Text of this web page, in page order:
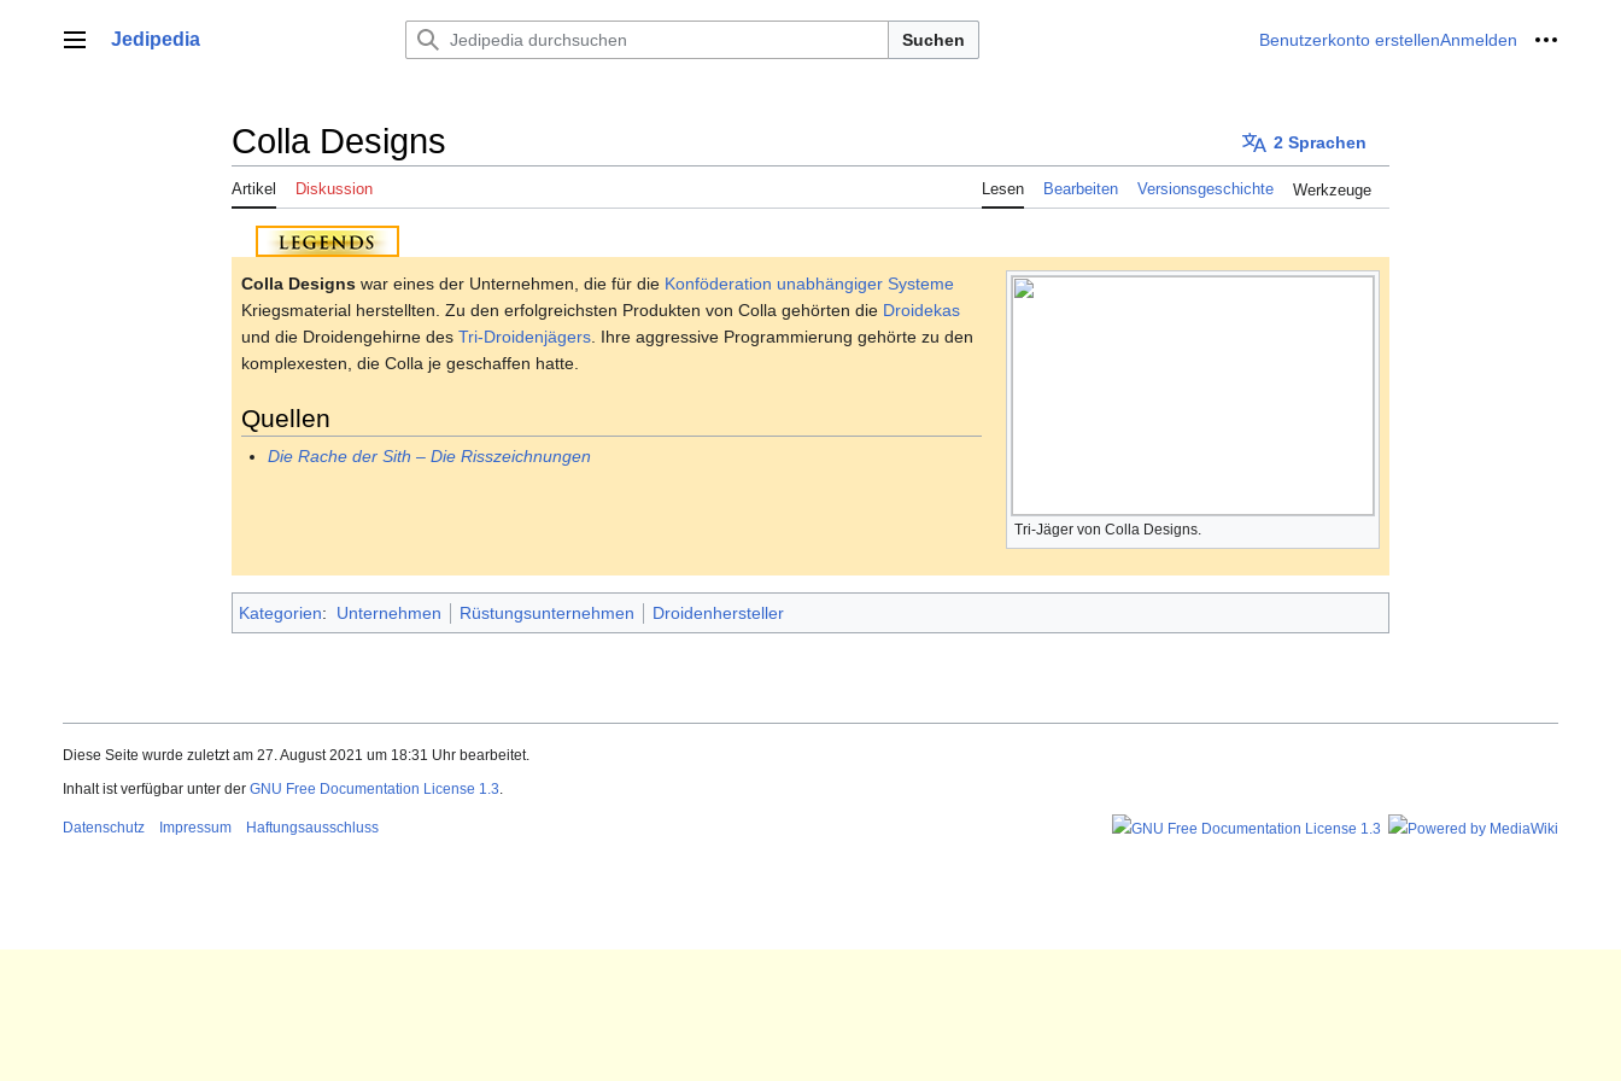
springenHauptmenü
Jedipedia Suchen Benutzerkonto erstellenAnmelden Meine
Colla Designs 2 Sprachen
Artikel Diskussion Lesen Bearbeiten Versionsgeschichte Werkzeuge
Tri-Jäger von Colla Designs.
Colla Designs war eines der Unternehmen, die für die Konföderation unabhängiger Systeme
Kriegsmaterial herstellten. Zu den erfolgreichsten Produkten von Colla gehörten die Droidekas
und die Droidengehirne des Tri-Droidenjägers . Ihre aggressive Programmierung gehörte zu den
komplexesten, die Colla je geschaffen hatte.
Quellen
Die Rache der Sith – Die Risszeichnungen
Kategorien: Unternehmen Rüstungsunternehmen Droidenhersteller
Diese Seite wurde zuletzt am 27. August 2021 um 18:31 Uhr bearbeitet.
Inhalt ist verfügbar unter der GNU Free Documentation License 1.3.
Datenschutz Impressum Haftungsausschluss